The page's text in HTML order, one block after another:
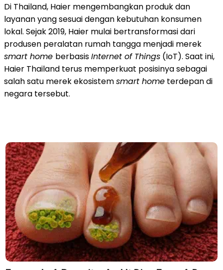
Di Thailand, Haier mengembangkan produk dan
layanan yang sesuai dengan kebutuhan konsumen
lokal. Sejak 2019, Haier mulai bertransformasi dari
produsen peralatan rumah tangga menjadi merek
smart home berbasisInternet of Things (IoT). Saat ini,
Haier Thailand terus memperkuat posisinya sebagai
salah satu merek ekosistemsmart home terdepan di
negara tersebut.